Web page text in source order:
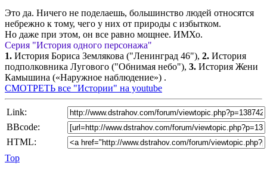
Это да. Ничего не поделаешь, большинство людей относятся
небрежно к тому, чего у них от природы с избытком.
Но даже при этом, он все равно мощнее. ИМХо.
Серия "История одного персонажа"
1. История Бориса Землякова ("Ленинград 46"), 2. История
подполковника Лугового ("Обнимая небо"), 3. История Жени
Камышина («Наружное наблюдение») .
СМОТРЕТЬ все "Истории" на youtube
Link:
BBcode:
HTML:
Top